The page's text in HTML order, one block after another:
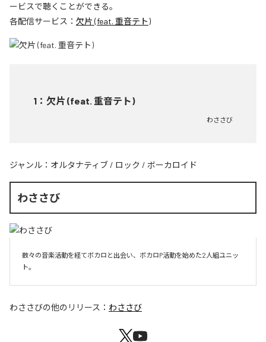
ービスで聴くことができる。
各配信サービス： 欠片 (feat. 重音テト)
1 ： 欠片 (feat. 重音テト)
わささび
ジャンル： オルタナティブ / ロック / ボーカロイド
わささび
数々の音楽活動を経てボカロと出会い、ボカロP活動を始めた2人組ユニッ
ト。
わささびの他のリリース： わささび